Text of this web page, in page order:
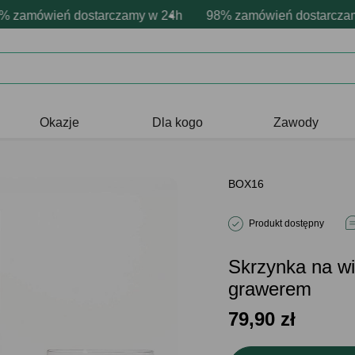
dostarczamy w 24h 98% zamówień dostarczamy
produktów Profesjonalna i darmowa
emocje - zawsze udane prezenty Prezentujemy
Okazje Dla kogo Zawody
BOX16
Produkt dostępny
Skrzynka na
grawerem
79,90 zł